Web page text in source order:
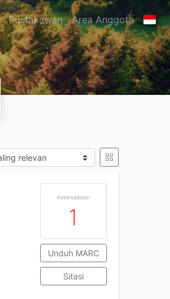
Pustakawan Area Anggota
Ketersediaan
1
Unduh MARC
Sitasi